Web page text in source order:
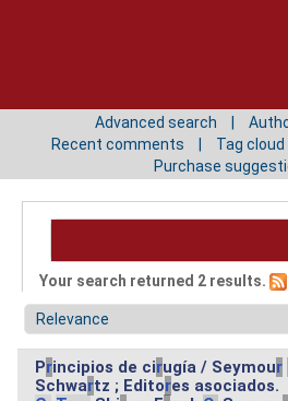
Advanced search
Recent comments
Tag cloud
Purchase
Your search returned 2 results.
Principios de cirugía / Seymour
Schwartz ; Editores asociados.